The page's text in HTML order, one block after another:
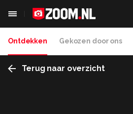
Ontdekken Gekozen door ons
Terug naar overzicht